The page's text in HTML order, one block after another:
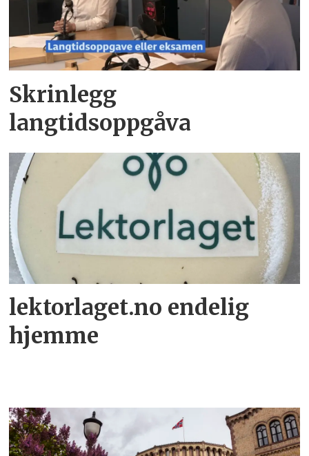
Skrinlegg
langtidsoppgåva
lektorlaget.no endelig
hjemme